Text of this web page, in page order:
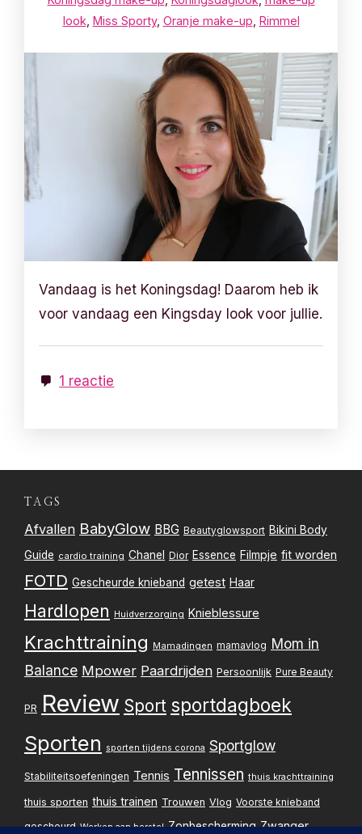
look Miss Sporty, Oranje make-up Rimmel
Vandaag is het Koningsdag! Daarom heb ik
voor vandaag een Kingsday look voor jullie.
1 reactie
TAGS
Afvallen BabyGlow BBG Beautyglowsport Bikini Body
Guide cardio training Chanel Dior Essence Filmpje fit worden
FOTD Gescheurde knieband getest Haar
Hardlopen Huidverzorging Knieblessure
Krachttraining Mamadingen mamavlog Mom in
Balance Mpower Paardrijden Persoonlijk Pure Beauty
PR Review Sport sportdagboek
Sporten sporten tijdens corona Sportglow
Stabiliteitsoefeningen Tennis Tennissen thuis krachttraining
thuis sporten thuis trainen Trouwen Vlog Voorste knieband
gescheurd Werken aan herstel Zonbescherming Zwanger